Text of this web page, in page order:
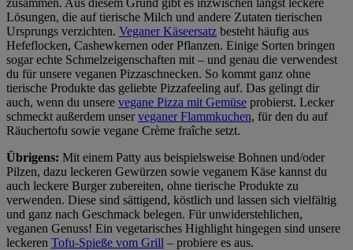
zusammen. Aus diesem Grund gibt es inzwischen längst leckere
Lösungen, die auf tierische Milch und andere Zutaten tierischen
Ursprungs verzichten. Veganer Käseersatz besteht häufig aus
Hefeflocken, Cashewkernen oder Pflanzen. Einige Sorten bringen
sogar echte Schmelzeigenschaften mit – und genau die verwendest
du für unsere veganen Pizzaschnecken. So kommt ganz ohne
tierische Produkte das geliebte Pizzafeeling auf. Das gelingt dir
auch, wenn du unsere vegane Pizza mit Gemüse probierst. Lecker
schmeckt außerdem unserveganer Flammkuchen, für den du auf
Räuchertofu sowie vegane Crème fraîche setzt.
Übrigens: Mit einem Patty aus beispielsweise Bohnen und/oder
Pilzen, dazu leckeren Gewürzen sowie veganem Käse kannst du
auch leckere Burger zubereiten, ohne tierische Produkte zu
verwenden. Diese sind sättigend, köstlich und lassen sich vielfältig
und ganz nach Geschmack belegen. Für unwiderstehlichen,
veganen Genuss! Ein vegetarisches Highlight hingegen sind unsere
leckeren Tofu-Spieße vom Grill – probiere es aus.